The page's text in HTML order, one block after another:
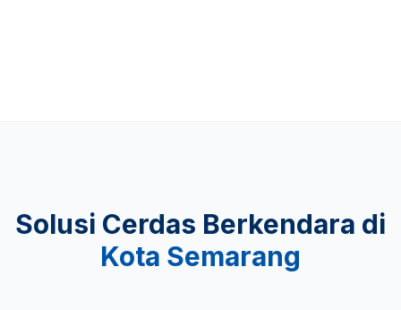
Solusi Cerdas Berkendara di
Kota Semarang